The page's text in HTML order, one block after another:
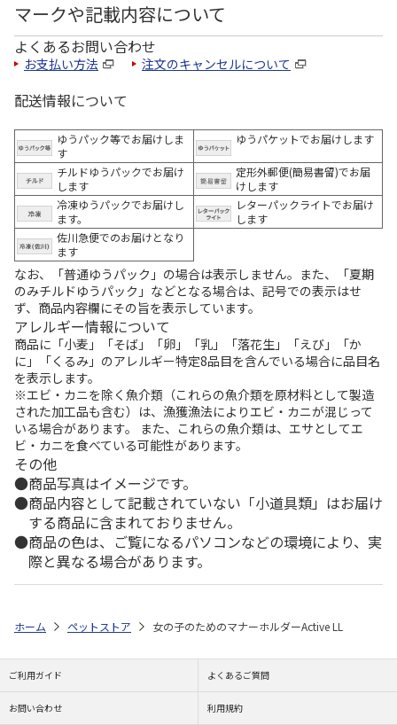
マークや記載内容について
よくあるお問い合わせ
お支払い方法 注文のキャンセルについて
配送情報について
ゆうパック等でお届けしま
す
ゆうパケットでお届けします
チルドゆうパックでお届け
します
定形外郵便(簡易書留)でお届
けします
冷凍ゆうパックでお届けし
ます。
レターパックライトでお届け
します
佐川急便でのお届けとなり
ます
なお、「普通ゆうパック」の場合は表示しません。また、「夏期
のみチルドゆうパック」などとなる場合は、記号での表示はせ
ず、商品内容欄にその旨を表示しています。
アレルギー情報について
商品に「小麦」「そば」「卵」「乳」「落花生」「えび」「か
に」「くるみ」のアレルギー特定8品目を含んでいる場合に品目名
を表示します。
※エビ・カニを除く魚介類（これらの魚介類を原材料として製造
された加工品も含む）は、漁獲漁法によりエビ・カニが混じって
いる場合があります。 また、これらの魚介類は、エサとしてエ
ビ・カニを食べている可能性があります。
その他
商品写真はイメージです。
商品内容として記載されていない「小道具類」はお届け
する商品に含まれておりません。
商品の色は、ご覧になるパソコンなどの環境により、実
際と異なる場合があります。
ホーム ペットストア 女の子のためのマナーホルダーActive LL
ご利用ガイド よくあるご質問
お問い合わせ 利用規約